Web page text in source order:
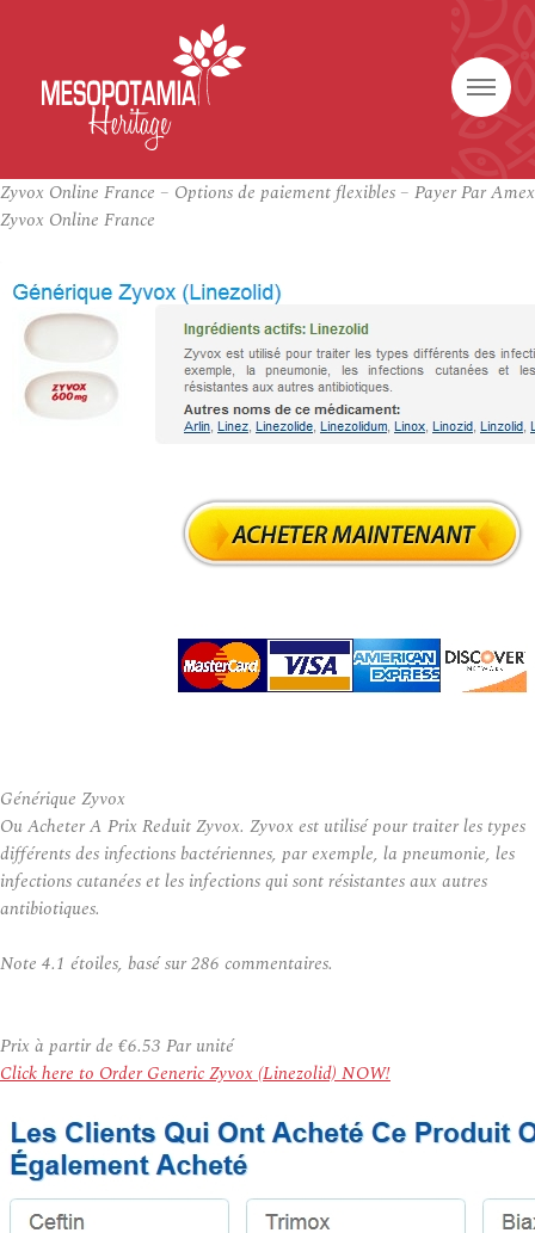
Zyvox Online France – Options de paiement flexibles – Payer Par Amex
Zyvox Online France
Générique Zyvox
Ou Acheter A Prix Reduit Zyvox. Zyvox est utilisé pour traiter les types
différents des infections bactériennes, par exemple, la pneumonie, les
infections cutanées et les infections qui sont résistantes aux autres
antibiotiques.
Note 4.1 étoiles, basé sur286 commentaires.
Prix à partir de €6.53 Par unité
Click here to Order Generic Zyvox (Linezolid) NOW!